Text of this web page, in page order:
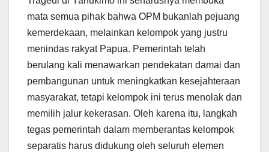
mata semua pihak bahwa OPM bukanlah pejuang
kemerdekaan, melainkan kelompok yang justru
menindas rakyat Papua. Pemerintah telah
berulang kali menawarkan pendekatan damai dan
pembangunan untuk meningkatkan kesejahteraan
masyarakat, tetapi kelompok ini terus menolak dan
memilih jalur kekerasan. Oleh karena itu, langkah
tegas pemerintah dalam memberantas kelompok
separatis harus didukung oleh seluruh elemen